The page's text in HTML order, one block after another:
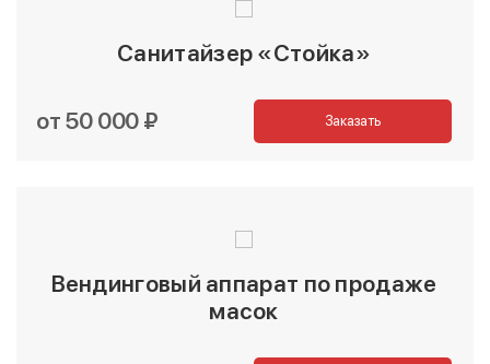
Санитайзер «Стойка»
от 50 000 ₽ Заказать
Вендинговый аппарат по продаже
масок